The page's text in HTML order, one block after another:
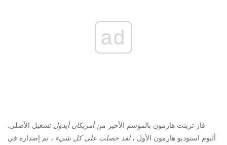
ad
فاز ترينت هارمون بالموسم الأخير منأمريكان أيدول تشغيل الأصلي.
ألبوم استوديو هارمون الأول ،لقد حصلت على كل شيء ، تم إصداره في